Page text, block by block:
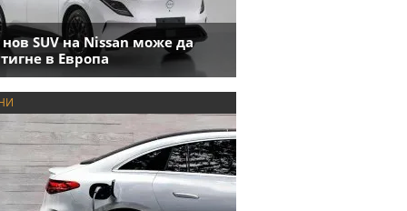
SUV на Nissan може да
в Европа